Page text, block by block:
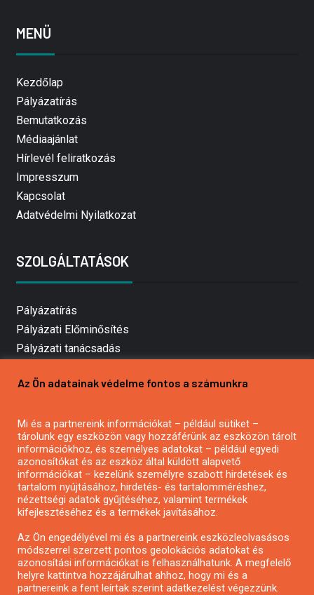
MENÜ
Kezdőlap
Pályázatírás
Bemutatkozás
Médiaajánlat
Hírlevél feliratkozás
Impresszum
Kapcsolat
Adatvédelmi Nyilatkozat
SZOLGÁLTATÁSOK
Pályázatírás
Pályázati Előminősítés
Pályázati tanácsadás
Mezőgazdasági pályázatírás
Pályázatírás civil szervezeteknek
Pályázatírás önkormányzatoknak
Pályázatfigyelés
Specifikus pályázatfigyelés vagy hírlevél
Pályázatok magánszemélyeknek
Az Ön adatainak védelme fontos a számunkra
Mi és a partnereink információkat – például sütiket –
tárolunk egy eszközön vagy hozzáférünk az eszközön tárolt
információkhoz, és személyes adatokat – például egyedi
azonosítókat és az eszköz által küldött alapvető
információkat – kezelünk személyre szabott hirdetések és
tartalom nyújtásához, hirdetés- és tartalomméréshez,
nézettségi adatok gyűjtéséhez, valamint termékek
kifejlesztéséhez és a termékek javításához.
Az Ön engedélyével mi és a partnereink eszközleolvasásos
módszerrel szerzett pontos geolokációs adatokat és
azonosítási információkat is felhasználhatunk. A megfelelő
helyre kattintva hozzájárulhat ahhoz, hogy mi és a
partnereink a fent leírtak szerint adatkezelést végezzünk.